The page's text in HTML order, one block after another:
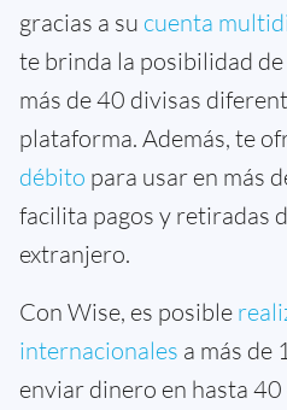
gracias a su cuenta
te brinda la posibilidad
más de 40 divisas
plataforma. Además, te
débito para usar en más
facilita pagos y retiradas
extranjero.
Con Wise, es posible
internacionales a más de
enviar dinero en hasta